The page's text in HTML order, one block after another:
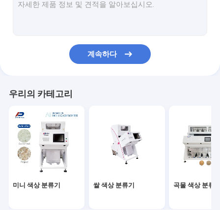
광석 색상 분류기
벨트형 컬러 분류기
계속하다
우리의 카테고리
미니 색상 분류기 쌀 색상 분류기 곡물 색상 분류